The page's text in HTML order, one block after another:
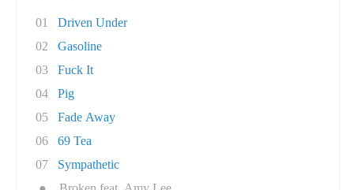
01
Driven Under
02
Gasoline
03
Fuck It
04
Pig
05
Fade Away
06
69 Tea
07
Sympathetic